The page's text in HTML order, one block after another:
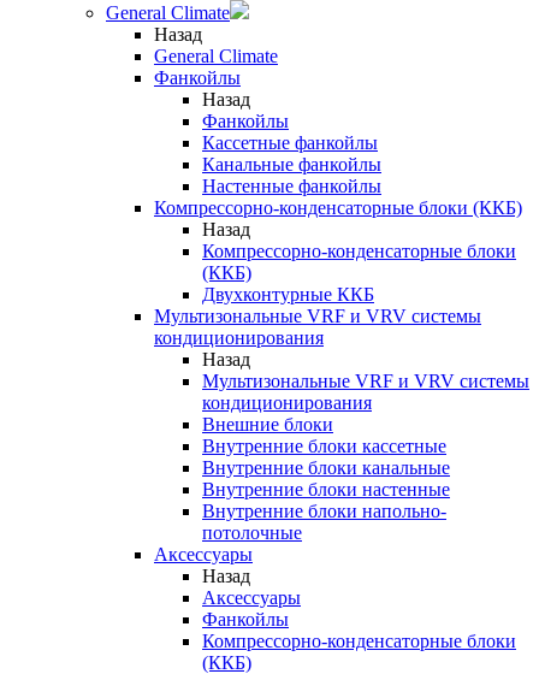
General Climate
Назад
General Climate
Фанкойлы
Назад
Фанкойлы
Кассетные фанкойлы
Канальные фанкойлы
Настенные фанкойлы
Компрессорно-конденсаторные блоки (ККБ)
Назад
Компрессорно-конденсаторные блоки
(ККБ)
Двухконтурные ККБ
Мультизональные VRF и VRV системы
кондиционирования
Назад
Мультизональные VRF и VRV системы
кондиционирования
Внешние блоки
Внутренние блоки кассетные
Внутренние блоки канальные
Внутренние блоки настенные
Внутренние блоки напольно-
потолочные
Аксессуары
Назад
Аксессуары
Фанкойлы
Компрессорно-конденсаторные блоки
(ККБ)